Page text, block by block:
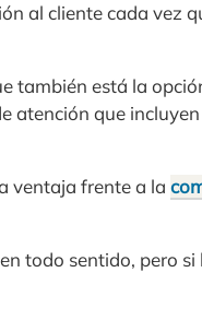
al cliente cada vez
también está la
atención que
ventaja frente a la
todo sentido, pero si